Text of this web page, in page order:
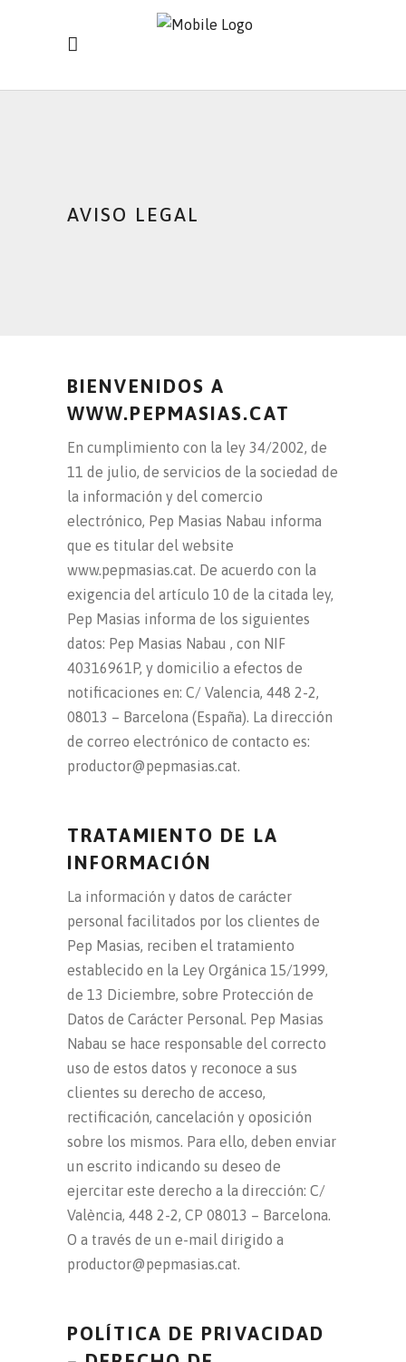
AVISO LEGAL
BIENVENIDOS A
WWW.PEPMASIAS.CAT
En cumplimiento con la ley 34/2002, de
11 de julio, de servicios de la sociedad de
la información y del comercio
electrónico, Pep Masias Nabau informa
que es titular del website
www.pepmasias.cat. De acuerdo con la
exigencia del artículo 10 de la citada ley,
Pep Masias informa de los siguientes
datos: Pep Masias Nabau , con NIF
40316961P, y domicilio a efectos de
notificaciones en: C/ Valencia, 448 2-2,
08013 – Barcelona (España). La dirección
de correo electrónico de contacto es:
productor@pepmasias.cat.
TRATAMIENTO DE LA
INFORMACIÓN
La información y datos de carácter
personal facilitados por los clientes de
Pep Masias, reciben el tratamiento
establecido en la Ley Orgánica 15/1999,
de 13 Diciembre, sobre Protección de
Datos de Carácter Personal. Pep Masias
Nabau se hace responsable del correcto
uso de estos datos y reconoce a sus
clientes su derecho de acceso,
rectificación, cancelación y oposición
sobre los mismos. Para ello, deben enviar
un escrito indicando su deseo de
ejercitar este derecho a la dirección: C/
València, 448 2-2, CP 08013 – Barcelona.
O a través de un e-mail dirigido a
productor@pepmasias.cat.
POLÍTICA DE PRIVACIDAD